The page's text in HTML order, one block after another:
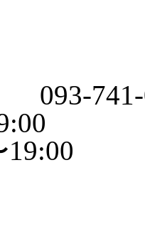
093-